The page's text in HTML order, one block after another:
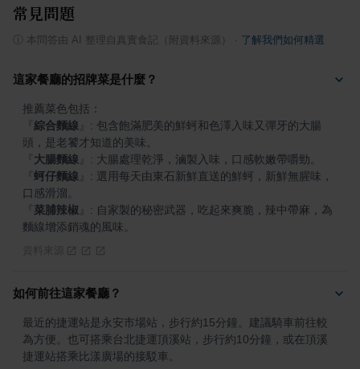
常見問題
本問答由 AI 整理自真實食記（附資料來源） 了解我們如何精選
這家餐廳的招牌菜是什麼？
綜合麵線
: 包含飽滿肥美的鮮蚵和色澤入味又彈牙的大腸
大腸麵線
蚵仔麵線
: 選用每天由東石新鮮直送的鮮蚵，新鮮無腥味，
菜脯辣椒
: 自家製的秘密武器，吃起來爽脆，辣中帶麻，為
麵線增添銷魂的風味。
如何前往這家餐廳？
最近的捷運站是永安市場站，步行約15分鐘。建議騎車前往較
為方便。也可搭乘台北捷運頂溪站，步行約10分鐘，或在頂溪
捷運站搭乘比漾廣場的接駁車。